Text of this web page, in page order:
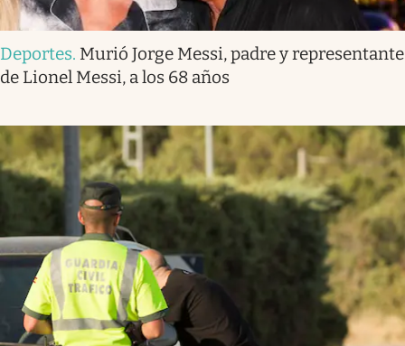
Deportes. Murió Jorge Messi, padre y representante
de Lionel Messi, a los 68 años